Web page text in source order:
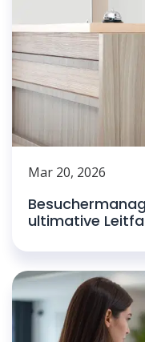
Mar 20, 2026
ultimative